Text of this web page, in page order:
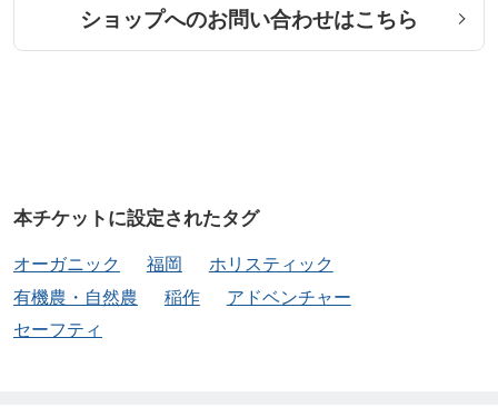
ショップへのお問い合わせはこちら
本チケットに設定されたタグ
オーガニック 福岡
ホリスティック
有機農・自然農
稲作
アドベンチャー
セーフティ